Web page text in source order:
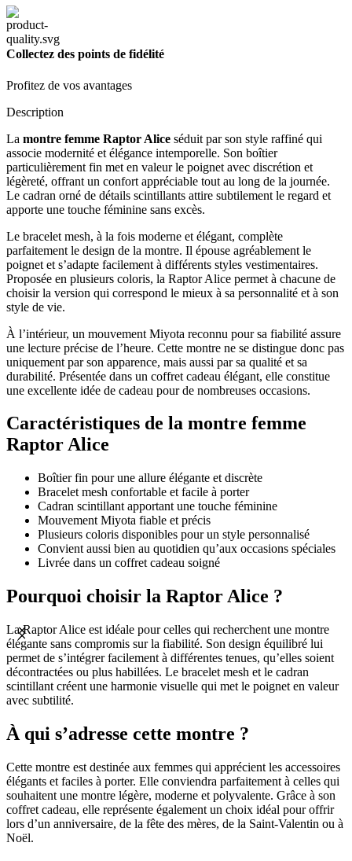
Collectez des points de fidélité
Profitez de vos avantages
Description
La montre femme Raptor Alice séduit par son style raffiné qui
associe modernité et élégance intemporelle. Son boîtier
particulièrement fin met en valeur le poignet avec discrétion et
légèreté, offrant un confort appréciable tout au long de la journée.
Le cadran orné de détails scintillants attire subtilement le regard et
apporte une touche féminine sans excès.
Le bracelet mesh, à la fois moderne et élégant, complète
parfaitement le design de la montre. Il épouse agréablement le
poignet et s’adapte facilement à différents styles vestimentaires.
Proposée en plusieurs coloris, la Raptor Alice permet à chacune de
choisir la version qui correspond le mieux à sa personnalité et à son
style de vie.
À l’intérieur, un mouvement Miyota reconnu pour sa fiabilité assure
une lecture précise de l’heure. Cette montre ne se distingue donc pas
uniquement par son apparence, mais aussi par sa qualité et sa
durabilité. Présentée dans un coffret cadeau élégant, elle constitue
une excellente idée de cadeau pour de nombreuses occasions.
Caractéristiques de la montre femme
Raptor Alice
Boîtier fin pour une allure élégante et discrète
Bracelet mesh confortable et facile à porter
Cadran scintillant apportant une touche féminine
Mouvement Miyota fiable et précis
Plusieurs coloris disponibles pour un style personnalisé
Convient aussi bien au quotidien qu’aux occasions spéciales
Livrée dans un coffret cadeau soigné
Pourquoi choisir la Raptor Alice ?
La Raptor Alice est idéale pour celles qui recherchent une montre
élégante sans compromis sur la fiabilité. Son design équilibré lui
permet de s’intégrer facilement à différentes tenues, qu’elles soient
décontractées ou plus habillées. Le bracelet mesh et le cadran
scintillant créent une harmonie visuelle qui met le poignet en valeur
avec subtilité.
À qui s’adresse cette montre ?
Cette montre est destinée aux femmes qui apprécient les accessoires
élégants et faciles à porter. Elle conviendra parfaitement à celles qui
souhaitent une montre légère, moderne et polyvalente. Grâce à son
coffret cadeau, elle représente également un choix idéal pour offrir
lors d’un anniversaire, de la fête des mères, de la Saint-Valentin ou à
Noël.